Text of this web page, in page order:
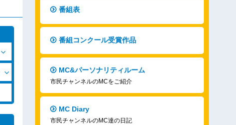
番組表
番組コンクール受賞作品
MC&パーソナリティルーム
市民チャンネルのMCをご紹介
MC Diary
市民チャンネルのMC達の日記